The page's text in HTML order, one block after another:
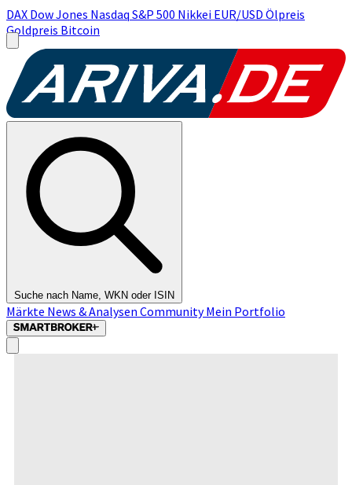
DAX Dow Jones Nasdaq S&P 500 Nikkei EUR/USD Ölpreis
Goldpreis Bitcoin
Suche nach Name, WKN oder ISIN
Märkte News & Analysen CommunityMein Portfolio